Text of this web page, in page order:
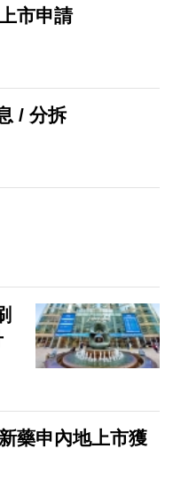
市申請
/ 分拆
藥申內地上市獲